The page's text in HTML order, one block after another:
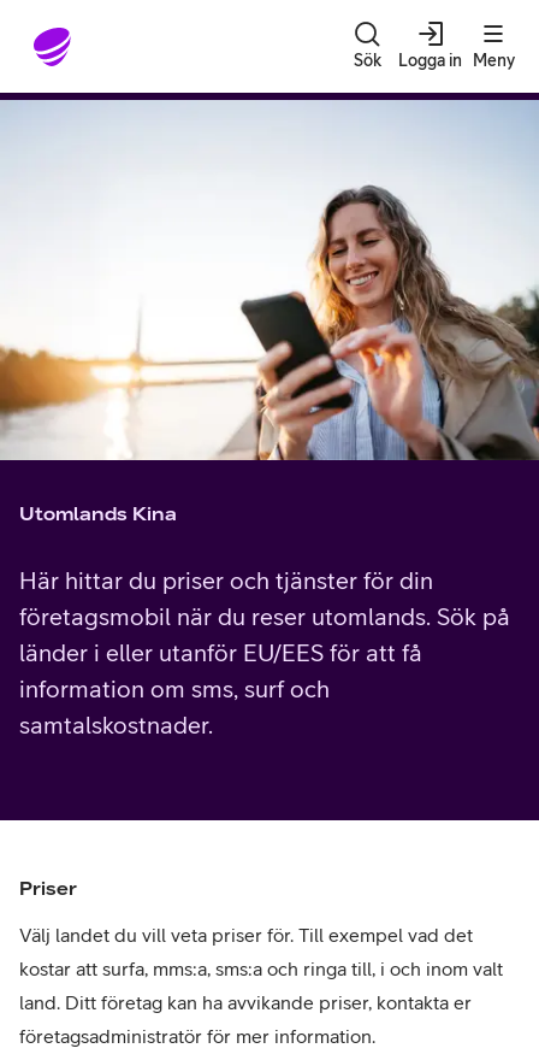
Gå till sidans innehåll
Sök Logga in Meny
Utomlands Kina
Här hittar du priser och tjänster för din
företagsmobil när du reser utomlands. Sök på
länder i eller utanför EU/EES för att få
information om sms, surf och
samtalskostnader.
Priser
Välj landet du vill veta priser för. Till exempel vad det
kostar att surfa, mms:a, sms:a och ringa till, i och inom valt
land. Ditt företag kan ha avvikande priser, kontakta er
företagsadministratör för mer information.